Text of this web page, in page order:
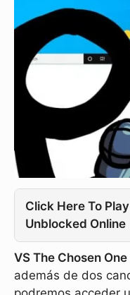
Click Here To
Unblocked Online
VS The Chosen One
además de dos